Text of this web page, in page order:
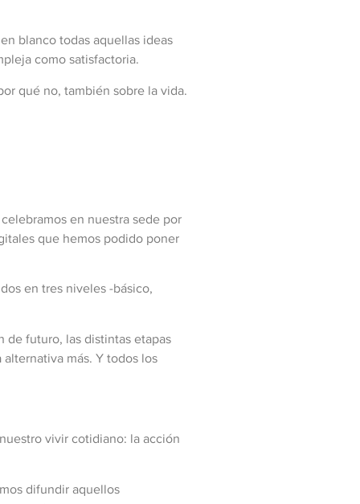
blanco todas aquellas ideas
como satisfactoria.
qué no, también sobre la vida.
en nuestra sede por
que hemos podido poner
en tres niveles -básico,
de futuro, las distintas etapas
más. Y todos los
vivir cotidiano: la acción
difundir aquellos